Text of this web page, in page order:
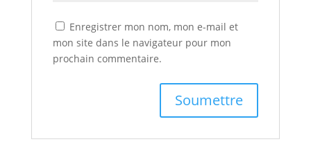
Enregistrer mon nom, mon e-mail et
mon site dans le navigateur pour mon
prochain commentaire.